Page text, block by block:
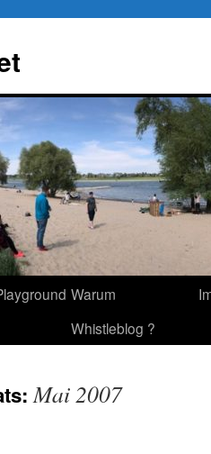
Warum
Whistleblog ?
Mai 2007